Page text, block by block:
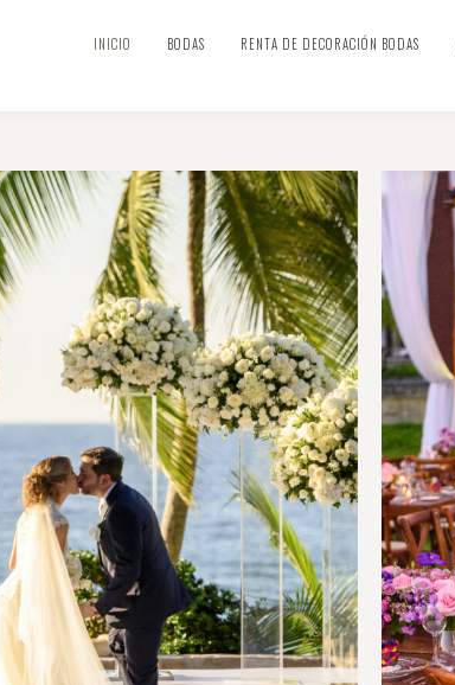
INICIO BODAS RENTA DE DECORACIÓN BODAS